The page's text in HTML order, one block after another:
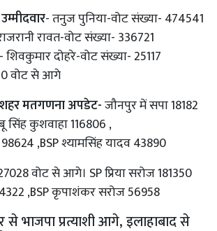
- तनुज पुनिया-वोट संख्या- 474541
रावत-वोट संख्या- 336721
शिवकुमार दोहरे-वोट संख्या- 25117
वोट से आगे
मतगणना अपडेट-जौनपुर में सपा 18182
सिंह कुशवाहा 116806 ,
,BSP श्यामसिंह यादव 43890
वोट से आगे। SP प्रिया सरोज 181350
,BSP कृपाशंकर सरोज 56958
भाजपा प्रत्याशी आगे, इलाहाबाद से